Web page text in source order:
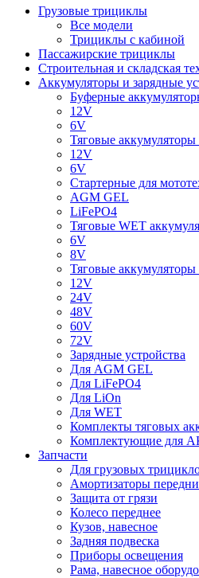
Грузовые трициклы
Все модели
Трициклы с кабиной
Пассажирские трициклы
Строительная и складская
Аккумуляторы и зарядные
Буферные
12V
6V
Тяговые
12V
6V
Стартерные для
AGM GEL
LiFePO4
Тяговые WET
6V
8V
Тяговые
12V
24V
48V
60V
72V
Зарядные устройства
Для AGM GEL
Для LiFePO4
Для LiOn
Для WET
Комплекты тяговых
Комплектующие для
Запчасти
Для грузовых
Амортизаторы
Защита от грязи
Колесо переднее
Кузов, навесное
Задняя подвеска
Приборы освещения
Рама, навесное